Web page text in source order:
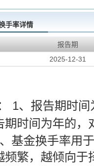
手率详情
报告期
2025-12-31
1、报告期时
期时间为年的，
基金换手率用
频繁，越倾向于